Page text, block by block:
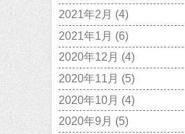
2021年2月 (4)
2021年1月 (6)
2020年12月 (4)
2020年11月 (5)
2020年10月 (4)
2020年9月 (5)